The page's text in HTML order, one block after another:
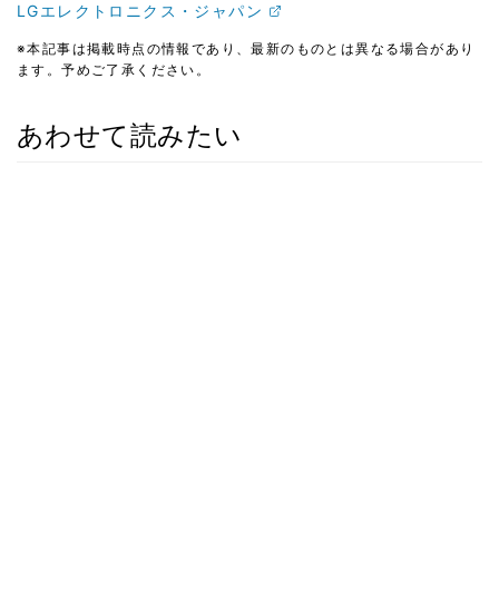
LGエレクトロニクス・ジャパン
※本記事は掲載時点の情報であり、最新のものとは異なる場合があり
ます。予めご了承ください。
あわせて読みたい